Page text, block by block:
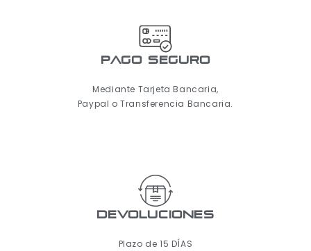
pago seguro
Mediante Tarjeta Bancaria,
Paypal o Transferencia Bancaria.
Devoluciones
Plazo de 15 DÍAS